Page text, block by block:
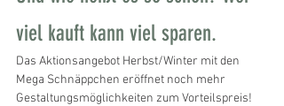
viel kauft kann viel sparen.
Das Aktionsangebot Herbst/Winter mit den
Mega Schnäppchen eröffnet noch mehr
Gestaltungsmöglichkeiten zum Vorteilspreis!